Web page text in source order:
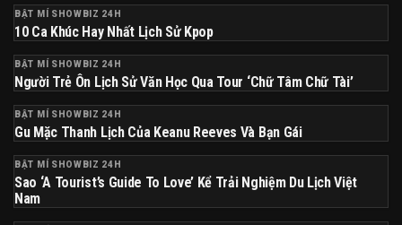
BẬT MÍ SHOWBIZ 24H
10 Ca Khúc Hay Nhất Lịch Sử Kpop
BẬT MÍ SHOWBIZ 24H
Người Trẻ Ôn Lịch Sử Văn Học Qua Tour ‘chữ Tâm Chữ Tài’
BẬT MÍ SHOWBIZ 24H
Gu Mặc Thanh Lịch Của Keanu Reeves Và Bạn Gái
BẬT MÍ SHOWBIZ 24H
Sao ‘A Tourist’s Guide To Love’ Kể Trải Nghiệm Du Lịch Việt
Nam